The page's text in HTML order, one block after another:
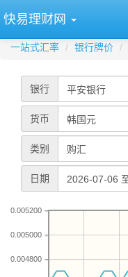
快易理财网
一站式汇率 银行牌价
银行
货币
类别
日期
0.004800
0.005000
0.005200